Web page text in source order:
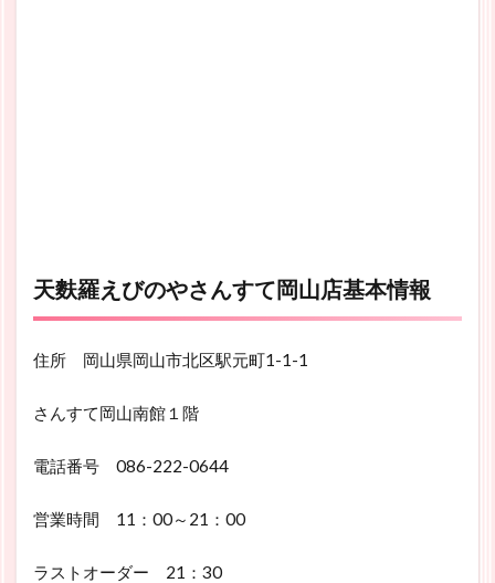
天麩羅えびのやさんすて岡山店基本情報
住所 岡山県岡山市北区駅元町1-1-1
さんすて岡山南館１階
電話番号 086-222-0644
営業時間 11：00～21：00
ラストオーダー 21：30